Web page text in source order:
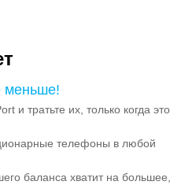
меньше!
и тратьте их, только когда это
телефоны в любой
баланса хватит на большее,